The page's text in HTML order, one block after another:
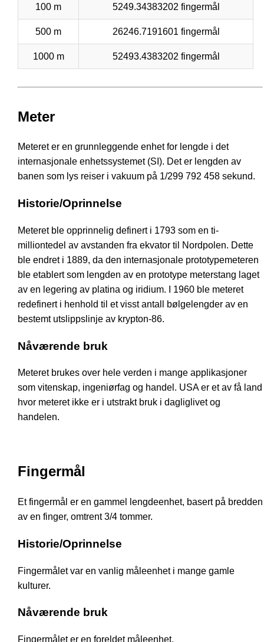
100 m 5249.34383202 fingermål
500 m 26246.7191601 fingermål
1000 m 52493.4383202 fingermål
Meter
Meteret er en grunnleggende enhet for lengde i det
internasjonale enhetssystemet (SI). Det er lengden av
banen som lys reiser i vakuum på 1/299 792 458 sekund.
Historie/Oprinnelse
Meteret ble opprinnelig definert i 1793 som en ti-
milliontedel av avstanden fra ekvator til Nordpolen. Dette
ble endret i 1889, da den internasjonale prototypemeteren
ble etablert som lengden av en prototype meterstang laget
av en legering av platina og iridium. I 1960 ble meteret
redefinert i henhold til et visst antall bølgelengder av en
bestemt utslippslinje av krypton-86.
Nåværende bruk
Meteret brukes over hele verden i mange applikasjoner
som vitenskap, ingeniørfag og handel. USA er et av få land
hvor meteret ikke er i utstrakt bruk i dagliglivet og
handelen.
Fingermål
Et fingermål er en gammel lengdeenhet, basert på bredden
av en finger, omtrent 3/4 tommer.
Historie/Oprinnelse
Fingermålet var en vanlig måleenhet i mange gamle
kulturer.
Nåværende bruk
Fingermålet er en foreldet måleenhet.